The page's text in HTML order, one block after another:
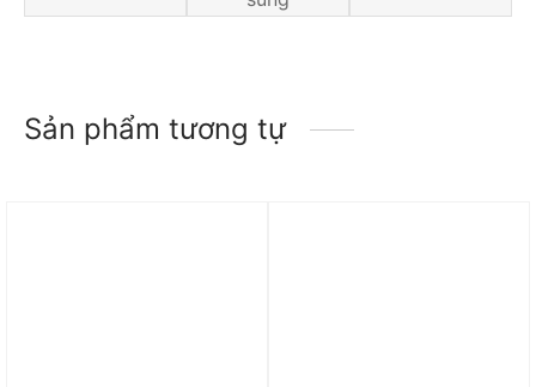
Sản phẩm tương tự